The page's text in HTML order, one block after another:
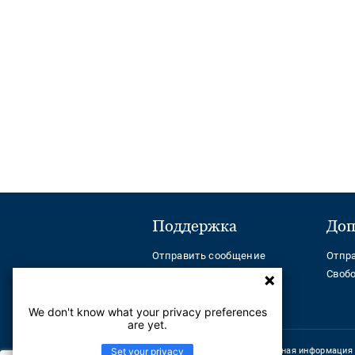
Поддержка
Отправить сообщение
Help Center
Корпоративная информация
We don't know what your privacy preferences
are yet.
Set your privacy